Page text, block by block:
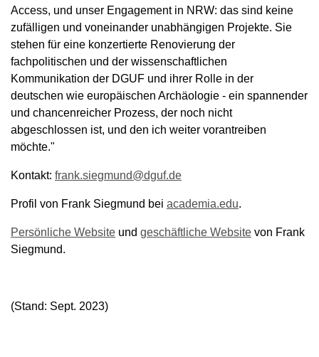
Access, und unser Engagement in NRW: das sind keine
zufälligen und voneinander unabhängigen Projekte. Sie
stehen für eine konzertierte Renovierung der
fachpolitischen und der wissenschaftlichen
Kommunikation der DGUF und ihrer Rolle in der
deutschen wie europäischen Archäologie - ein spannender
und chancenreicher Prozess, der noch nicht
abgeschlossen ist, und den ich weiter vorantreiben
möchte."
Kontakt: frank.siegmund@dguf.de
Profil von Frank Siegmund bei academia.edu.
Persönliche Website und geschäftliche Website von Frank
Siegmund.
(Stand: Sept. 2023)